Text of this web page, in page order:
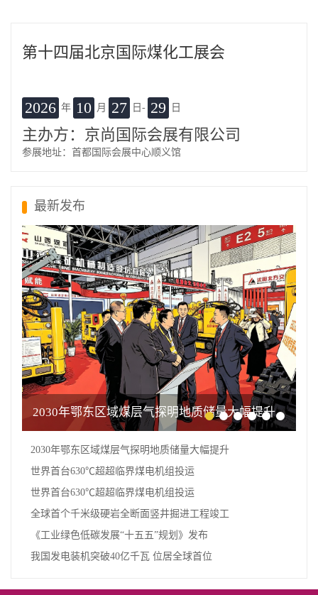
第十四届北京国际煤化工展会
2026 年 10 月 27 日- 29 日
主办方：京尚国际会展有限公司
参展地址：首都国际会展中心顺义馆
最新发布
2030年鄂东区域煤层气探明地质储量大幅提升
2030年鄂东区域煤层气探明地质储量大幅提升
世界首台630℃超超临界煤电机组投运
世界首台630℃超超临界煤电机组投运
全球首个千米级硬岩全断面竖井掘进工程竣工
《工业绿色低碳发展“十五五”规划》发布
我国发电装机突破40亿千瓦 位居全球首位